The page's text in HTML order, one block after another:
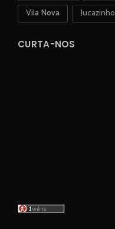
Vila Nova
Jucazinho
CURTA-NOS